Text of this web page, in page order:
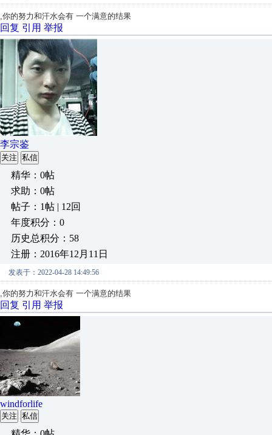
,你的努力和汗水会有 一个满意的结果
回复 引用 举报
李宗鉴
关注 私信
精华：0帖
求助：0帖
帖子：1帖 | 12回
年度积分：0
历史总积分：58
注册：2016年12月11日
发表于：2022-04-28 14:49:56
,你的努力和汗水会有 一个满意的结果
回复 引用 举报
windforlife
关注 私信